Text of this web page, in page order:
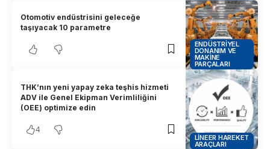
ENDÜSTRIYEL
DONANIM VE
MAKINE
PARÇALARI
Otomotiv endüstrisini geleceğe
taşıyacak 10 parametre
LINEER HAREKET
ARAÇLARI
THK’nın yeni yapay zeka teşhis hizmeti
ADV ile Genel Ekipman Verimliliğini
(OEE) optimize edin
4